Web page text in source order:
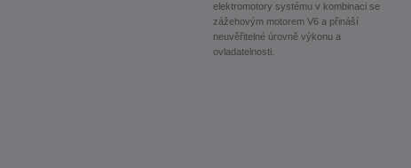
elektromotory systému v kombinaci se
zážehovým motorem V6 a přináší
neuvěřitelné úrovně výkonu a
ovladatelnosti.